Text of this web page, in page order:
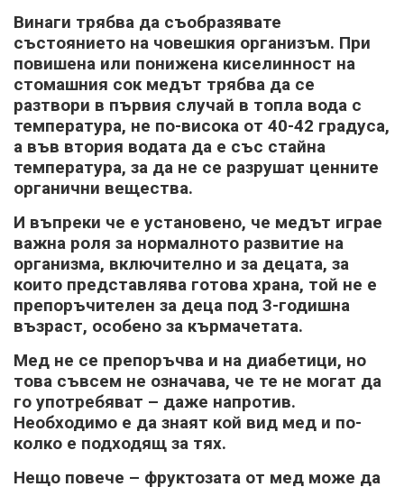
Винаги трябва да съобразявате
състоянието на човешкия организъм. При
повишена или понижена киселинност на
стомашния сок медът трябва да се
разтвори в първия случай в топла вода с
температура, не по-висока от 40-42 градуса,
а във втория водата да е със стайна
температура, за да не се разрушат ценните
органични вещества.
И въпреки че е установено, че медът играе
важна роля за нормалното развитие на
организма, включително и за децата, за
които представлява готова храна, той не е
препоръчителен за деца под 3-годишна
възраст, особено за кърмачетата.
Мед не се препоръчва и на диабетици, но
това съвсем не означава, че те не могат да
го употребяват – даже напротив.
Необходимо е да знаят кой вид мед и по-
колко е подходящ за тях.
Нещо повече – фруктозата от мед може да